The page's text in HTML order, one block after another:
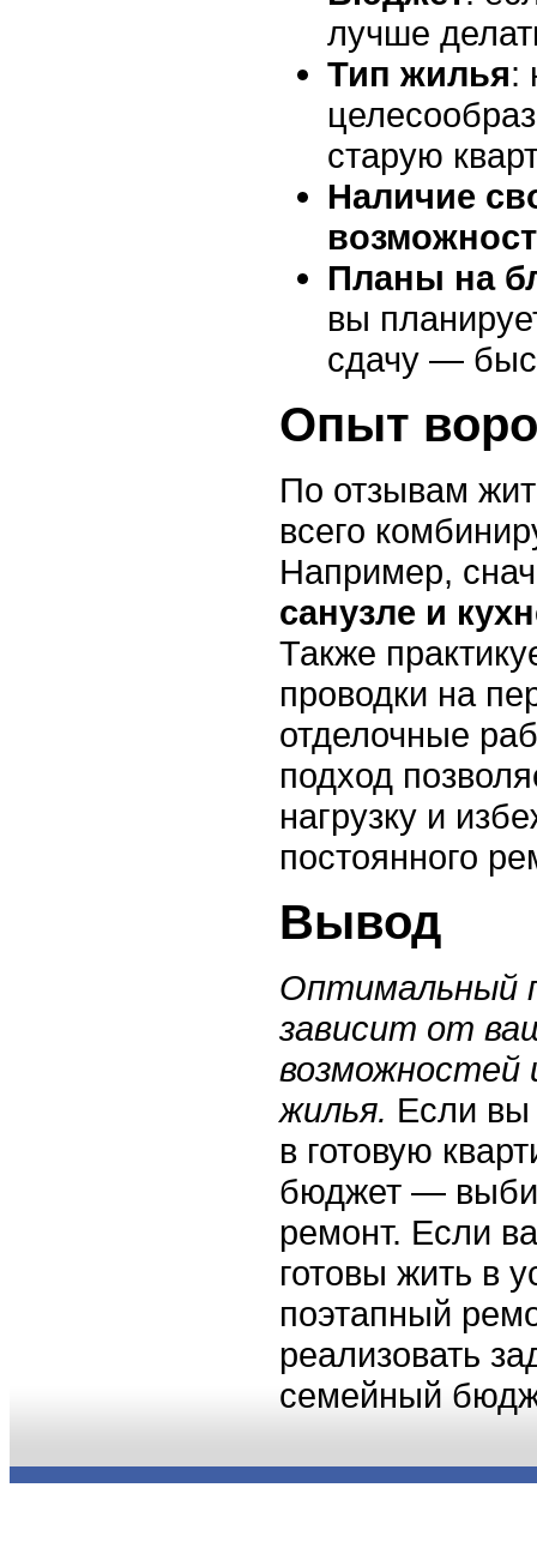
лучше
Тип жилья:
старую
Наличие
Планы на
вы
сдачу —
Опыт
По отзывам
всего
Например,
санузле и
Также
проводки на
отделочные
подход
нагрузку и
постоянного
Вывод
Оптимальный
зависит от
возможностей
жилья. Если вы
в готовую
бюджет —
ремонт. Если
готовы жить в
поэтапный
реализовать
семейный